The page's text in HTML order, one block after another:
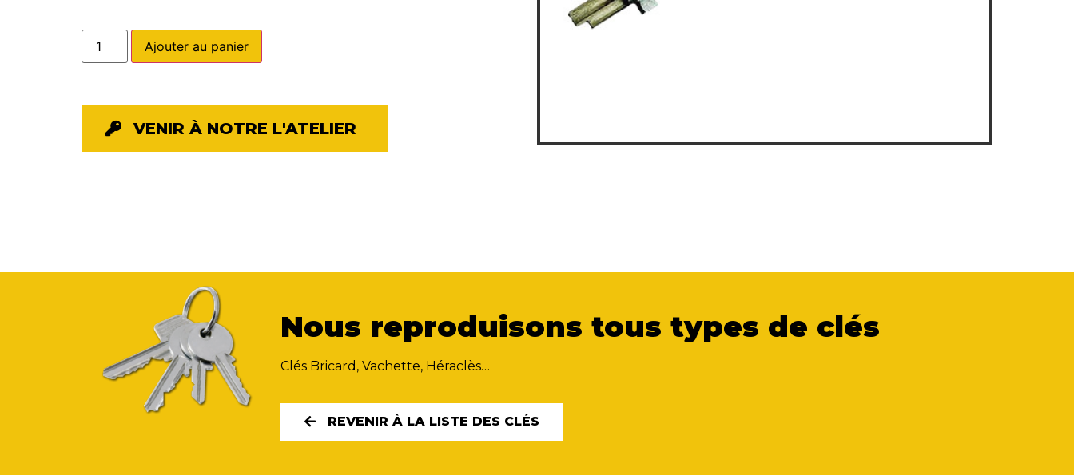
Ajouter au panier
VENIR À NOTRE L'ATELIER
Nous reproduisons tous types de clés
Clés Bricard, Vachette, Héraclès…
REVENIR À LA LISTE DES CLÉS